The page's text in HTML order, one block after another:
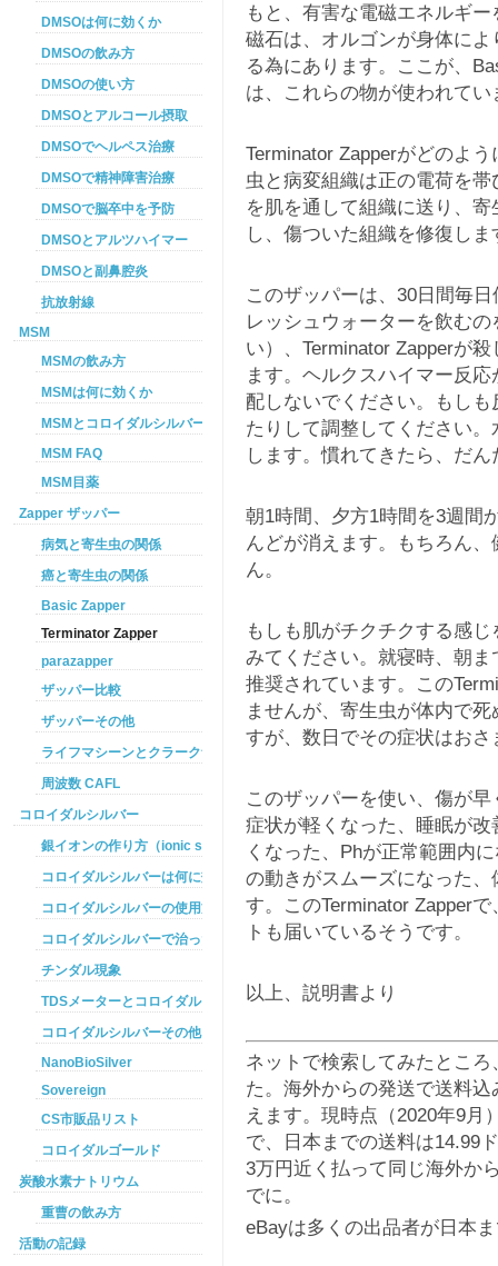
もと、有害な電磁エネルギ
磁石は、オルゴンが身体に
る為にあります。ここが、
は、これらの物が使われてい
Terminator Zapperがどのよ
虫と病変組織は正の電荷を
を肌を通して組織に送り、
し、傷ついた組織を修復しま
このザッパーは、30日間毎
レッシュウォーターを飲む
い）、Terminator Zapperが
ます。ヘルクスハイマー反
配しないでください。もし
たりして調整してください
します。慣れてきたら、だ
朝1時間、夕方1時間を3週間
んどが消えます。もちろん
ん。
もしも肌がチクチクする感
みてください。就寝時、朝
推奨されています。この
ませんが、寄生虫が体内で
すが、数日でその症状はおさ
このザッパーを使い、傷が
症状が軽くなった、睡眠が
くなった、Phが正常範囲内
の動きがスムーズになった
す。このTerminator Zapper
トも届いているそうです。
以上、説明書より
ネットで検索してみたとこ
た。海外からの発送で送料
えます。現時点（2020年9月
で、日本までの送料は14.99
3万円近く払って同じ海外か
でに。
eBayは多くの出品者が日本
DMSOは何に効くか
DMSOの飲み方
DMSOの使い方
DMSOとアルコール摂取
DMSOでヘルペス治療
DMSOで精神障害治療
DMSOで脳卒中を予防
DMSOとアルツハイマー
DMSOと副鼻腔炎
抗放射線
MSM
MSMの飲み方
MSMは何に効くか
MSMとコロイダルシルバーを使った癌プロトコル
MSM FAQ
MSM目薬
Zapper ザッパー
病気と寄生虫の関係
癌と寄生虫の関係
Basic Zapper
Terminator Zapper
parazapper
ザッパー比較
ザッパーその他
ライフマシーンとクラークザッパーの違い
周波数 CAFL
コロイダルシルバー
銀イオンの作り方（ionic silver ）
コロイダルシルバーは何に効くのか
コロイダルシルバーの使用方法
コロイダルシルバーで治った例
チンダル現象
TDSメーターとコロイダルシルバー
コロイダルシルバーその他
NanoBioSilver
Sovereign
CS市販品リスト
コロイダルゴールド
炭酸水素ナトリウム
重曹の飲み方
活動の記録